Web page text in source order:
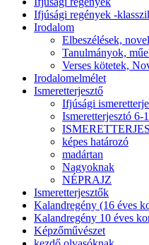
Ifjúsági regények -
Irodalom
Elbeszélések,
Tanulmányok,
Verses kötetek,
Irodalomelmélet
Ismeretterjesztő
Ifjúsági
Ismeretterjesztó 6-
képes határozó
madártan
Nagyoknak
NÉPRAJZ
Ismeretterjesztők
Kalandregény (16 éves
Kalandregény 10 éves
Képzőművészet